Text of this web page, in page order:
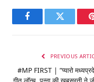
FacebookTwitter
PREVIOUS
#MP FIRST | “प्यारो